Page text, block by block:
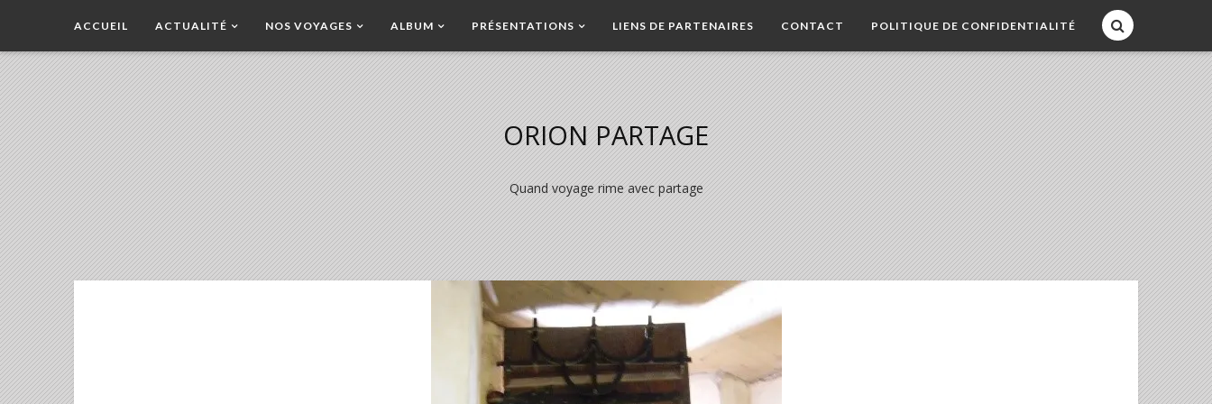
ACCUEIL ACTUALITÉ NOS VOYAGES ALBUM PRÉSENTATIONS LIENS DE PARTENAIRES CONTACT POLITIQUE DE CONFIDENTIALITÉ
ORION PARTAGE
Quand voyage rime avec partage